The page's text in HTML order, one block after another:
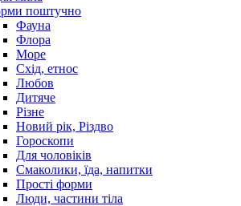
поштучно
Фауна
Флора
Море
Схід, етнос
Любов
Дитяче
Різне
Новий рік, Різдво
Гороскопи
Для чоловіків
Смаколики, їда, напитки
Прості форми
Люди, частини тіла